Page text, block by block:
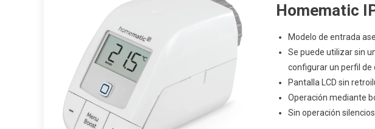
Homematic
Modelo de entrada
Se puede utilizar sin
configurar un perfil de
Pantalla LCD sin
Operación mediante
Sin operación